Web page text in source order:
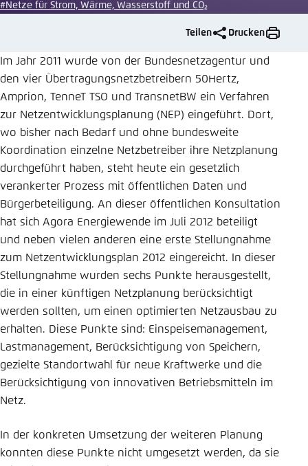
#Netze für Strom, Wärme, Wasserstoff und CO₂
Teilen Drucken
Im Jahr 2011 wurde von der Bundesnetzagentur und
den vier Übertragungsnetzbetreibern 50Hertz,
Amprion, TenneT TSO und TransnetBW ein Verfahren
zur Netzentwicklungsplanung (NEP) eingeführt. Dort,
wo bisher nach Bedarf und ohne bundesweite
Koordination einzelne Netzbetreiber ihre Netzplanung
durchgeführt haben, steht heute ein gesetzlich
verankerter Prozess mit öffentlichen Daten und
Bürgerbeteiligung. An dieser öffentlichen Konsultation
hat sich Agora Energiewende im Juli 2012 beteiligt
und neben vielen anderen eine erste Stellungnahme
zum Netzentwicklungsplan 2012 eingereicht. In dieser
Stellungnahme wurden sechs Punkte herausgestellt,
die in einer künftigen Netzplanung berücksichtigt
werden sollten, um einen optimierten Netzausbau zu
erhalten. Diese Punkte sind: Einspeisemanagement,
Lastmanagement, Berücksichtigung von Speichern,
gezielte Standortwahl für neue Kraftwerke und die
Berücksichtigung von innovativen Betriebsmitteln im
Netz.
In der konkreten Umsetzung der weiteren Planung
konnten diese Punkte nicht umgesetzt werden, da sie
Anmelden
speichern
Übernehmen